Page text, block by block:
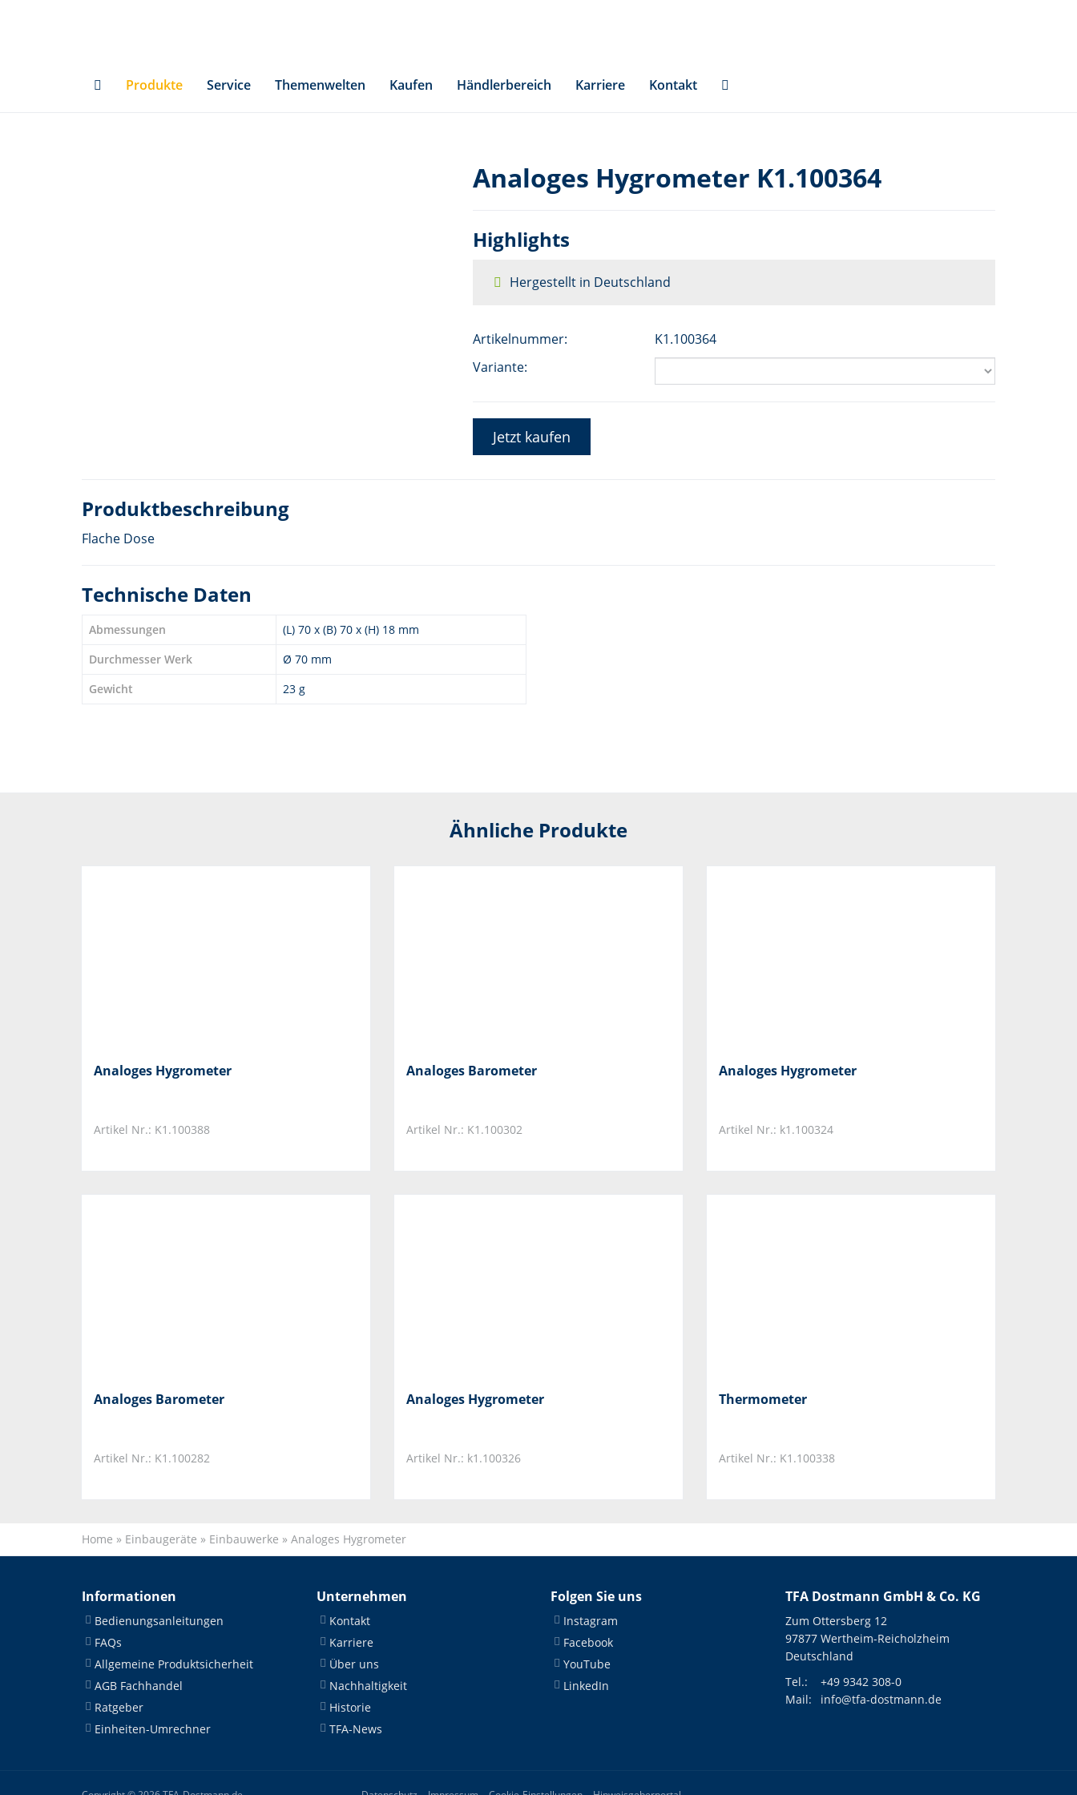
Produkte
Service Themenwelten Kaufen Händlerbereich Karriere Kontakt
Analoges Hygrometer K1.100364
Highlights
Hergestellt in Deutschland
Artikelnummer:
K1.100364
Variante:
Jetzt kaufen
Produktbeschreibung
Flache Dose
Technische Daten
Abmessungen
(L) 70 x (B) 70 x (H) 18 mm
Durchmesser Werk
Ø 70 mm
Gewicht
23 g
Ähnliche Produkte
Analoges Hygrometer
Artikel Nr.: K1.100388
Analoges Barometer
Artikel Nr.: K1.100302
Analoges Hygrometer
Artikel Nr.: k1.100324
Analoges Barometer
Artikel Nr.: K1.100282
Analoges Hygrometer
Artikel Nr.: k1.100326
Thermometer
Artikel Nr.: K1.100338
Home » Einbaugeräte » Einbauwerke » Analoges Hygrometer
Informationen
Bedienungsanleitungen
FAQs
Allgemeine Produktsicherheit
AGB Fachhandel
Ratgeber
Einheiten-Umrechner
Unternehmen
Kontakt
Karriere
Über uns
Nachhaltigkeit
Historie
TFA-News
Folgen Sie uns
Instagram
Facebook
YouTube
LinkedIn
TFA Dostmann GmbH & Co. KG
Zum Ottersberg 12
97877 Wertheim-Reicholzheim
Deutschland
Tel.:
+49 9342 308-0
Mail:
info@tfa-dostmann.de